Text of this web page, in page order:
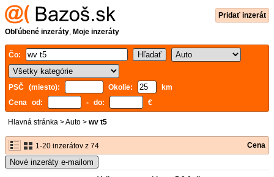
Pridať inzerát
Obľúbené inzeráty, Moje inzeráty
Čo:
PSČ (miesto): Okolie:
km
Cena od:
- do: €
Hlavná stránka >Auto > wv t5
1-20 inzerátov z 74 Cena
Nové inzeráty e-mailom